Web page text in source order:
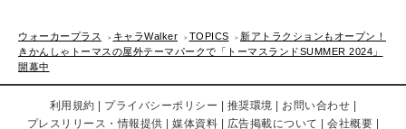
ウォーカープラス キャラWalker TOPICS
新アトラクションもオープン！
きかんしゃトーマスの屋外テーマパークで「トーマスランドSUMMER 2024」
開幕中
利用規約 プライバシーポリシー 推奨環境
お問い合わせ
プレスリリース・情報提供
媒体資料 広告掲載について 会社概要